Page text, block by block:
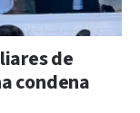
de
condena